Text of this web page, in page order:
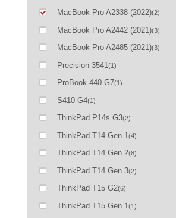
MacBook Pro A2338 (2022)(2)
MacBook Pro A2442 (2021)(3)
MacBook Pro A2485 (2021)(3)
Precision 3541(1)
ProBook 440 G7(1)
S410 G4(1)
ThinkPad P14s G3(2)
ThinkPad T14 Gen.1(4)
ThinkPad T14 Gen.2(8)
ThinkPad T14 Gen.3(2)
ThinkPad T15 G2(6)
ThinkPad T15 Gen.1(1)